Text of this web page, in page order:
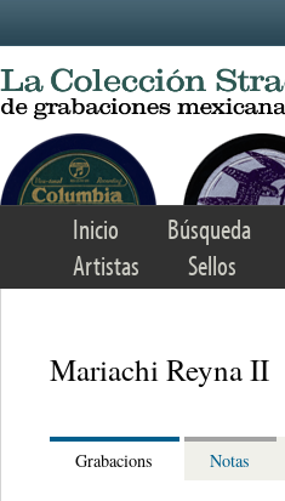
Inicio Búsqueda
Artistas
Sellos
Mariachi Reyna II
Grabacions Notas